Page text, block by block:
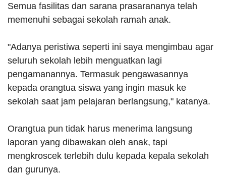
Semua fasilitas dan sarana prasarananya telah
memenuhi sebagai sekolah ramah anak.
"Adanya peristiwa seperti ini saya mengimbau agar
seluruh sekolah lebih menguatkan lagi
pengamanannya. Termasuk pengawasannya
kepada orangtua siswa yang ingin masuk ke
sekolah saat jam pelajaran berlangsung," katanya.
Orangtua pun tidak harus menerima langsung
laporan yang dibawakan oleh anak, tapi
mengkroscek terlebih dulu kepada kepala sekolah
dan gurunya.